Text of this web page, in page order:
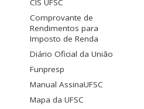
CIS UFSC
Comprovante de
Rendimentos para
Imposto de Renda
Diário Oficial da União
Funpresp
Manual AssinaUFSC
Mapa da UFSC